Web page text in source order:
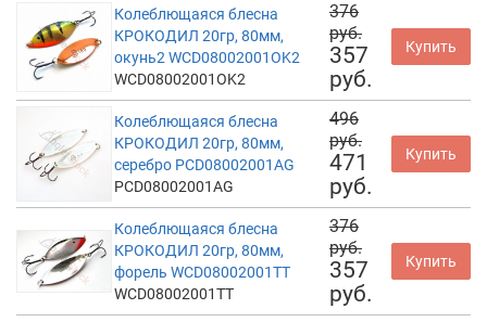
Колеблющаяся блесна
КРОКОДИЛ 20гр, 80мм,
окунь2 WCD08002001OK2
WCD08002001OK2
376
руб.
357
руб.
Купить
Колеблющаяся блесна
КРОКОДИЛ 20гр, 80мм,
серебро PCD08002001AG
PCD08002001AG
496
руб.
471
руб.
Купить
Колеблющаяся блесна
КРОКОДИЛ 20гр, 80мм,
форель WCD08002001TT
WCD08002001TT
376
руб.
357
руб.
Купить